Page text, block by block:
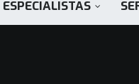
ESPECIALISTAS